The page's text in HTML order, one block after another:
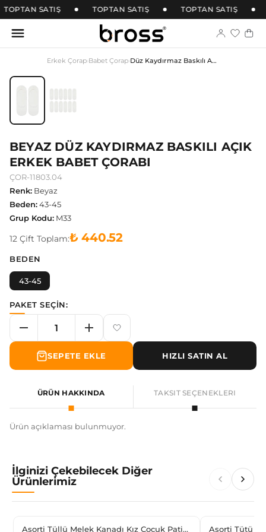
TOPTAN SATIŞ TOPTAN SATIŞ TOPTAN SATIŞ
Erkek Çorap›Babet Çorap› Düz Kaydırmaz Baskılı Açık Erkek Babet Çorabı
BEYAZ DÜZ KAYDIRMAZ BASKILI AÇIK
ERKEK BABET ÇORABI
ÇOR-11803.04
Renk: Beyaz
Beden:43-45
Grup Kodu: M33
12 Çift Toplam:₺ 440.52
BEDEN
43-45
PAKET SEÇİN:
SEPETE EKLE HIZLI SATIN AL
ÜRÜN HAKKINDA TAKSIT SEÇENEKLERI
Ürün açıklaması bulunmuyor.
İlginizi Çekebilecek Diğer
Ürünlerimiz
Asorti Tüllü Melek Kanadı Kız Çocuk Patik
Asorti Tütü